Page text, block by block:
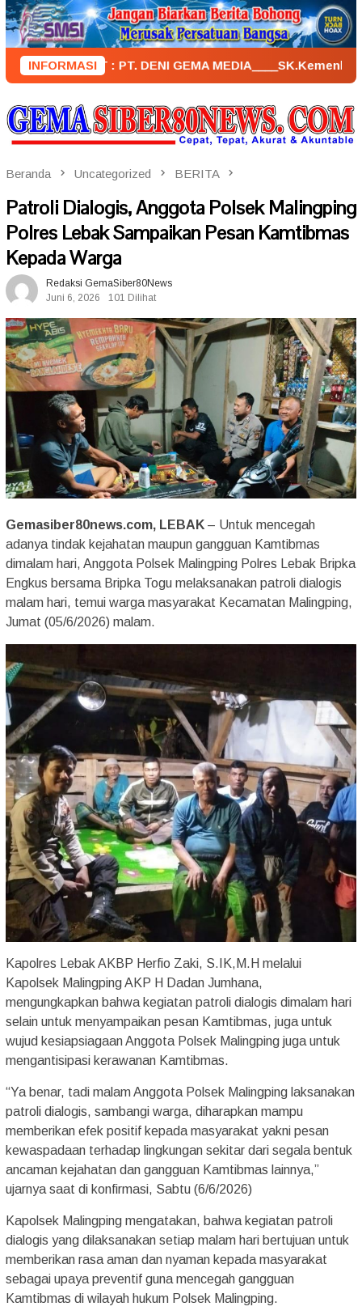
Loncat
ke
konten
INFORMASI
: PT. DENI GEMA MEDIA____SK.KemenkumHam :
Beranda Uncategorized BERITA
Patroli Dialogis, Anggota Polsek Malingping
Polres Lebak Sampaikan Pesan Kamtibmas
Kepada Warga
Redaksi GemaSiber80News
Juni 6, 2026
101 Dilihat
Gemasiber80news.com, LEBAK – Untuk mencegah
adanya tindak kejahatan maupun gangguan Kamtibmas
dimalam hari, Anggota Polsek Malingping Polres Lebak Bripka
Engkus bersama Bripka Togu melaksanakan patroli dialogis
malam hari, temui warga masyarakat Kecamatan Malingping,
Jumat (05/6/2026) malam.
Kapolres Lebak AKBP Herfio Zaki, S.IK,M.H melalui
Kapolsek Malingping AKP H Dadan Jumhana,
mengungkapkan bahwa kegiatan patroli dialogis dimalam hari
selain untuk menyampaikan pesan Kamtibmas, juga untuk
wujud kesiapsiagaan Anggota Polsek Malingping juga untuk
mengantisipasi kerawanan Kamtibmas.
“Ya benar, tadi malam Anggota Polsek Malingping laksanakan
patroli dialogis, sambangi warga, diharapkan mampu
memberikan efek positif kepada masyarakat yakni pesan
kewaspadaan terhadap lingkungan sekitar dari segala bentuk
ancaman kejahatan dan gangguan Kamtibmas lainnya,”
ujarnya saat di konfirmasi, Sabtu (6/6/2026)
Kapolsek Malingping mengatakan, bahwa kegiatan patroli
dialogis yang dilaksanakan setiap malam hari bertujuan untuk
memberikan rasa aman dan nyaman kepada masyarakat
sebagai upaya preventif guna mencegah gangguan
Kamtibmas di wilayah hukum Polsek Malingping.